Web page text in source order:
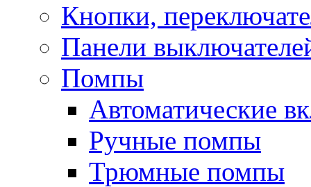
Кнопки,
Панели
Помпы
Автоматические
Ручные помпы
Трюмные помпы